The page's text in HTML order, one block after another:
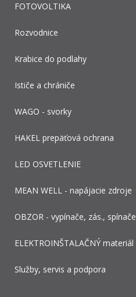
FOTOVOLTIKA
Rozvodnice
Krabice do podlahy
Ističe a chrániče
WAGO - svorky
HAKEL prepäťová ochrana
LED OSVETLENIE
MEAN WELL - napájacie zdroje
OBZOR - vypínače, zás., spínače
ELEKTROINŠTALAČNÝ materiál
Služby, servis a podpora